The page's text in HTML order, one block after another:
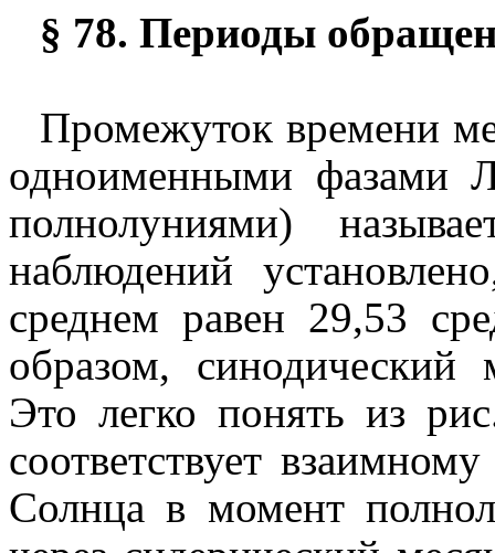
§ 78. Периоды
Промежуток времени
одноименными фазами
полнолуниями)
наблюдений
среднем равен 29,53
образом, синодический
Это легко понять из
соответствует
Солнца в момент